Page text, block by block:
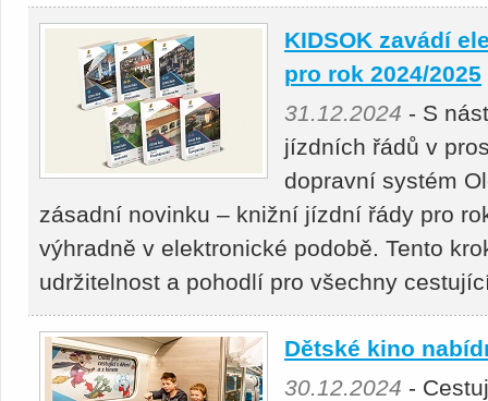
KIDSOK zavádí
pro rok 2024/2025
31.12.2024 - S
jízdních řádů v
dopravní systém
zásadní novinku – knižní jízdní řády pro
výhradně v elektronické podobě. Tento
udržitelnost a pohodlí pro všechny
Dětské kino
30.12.2024 -